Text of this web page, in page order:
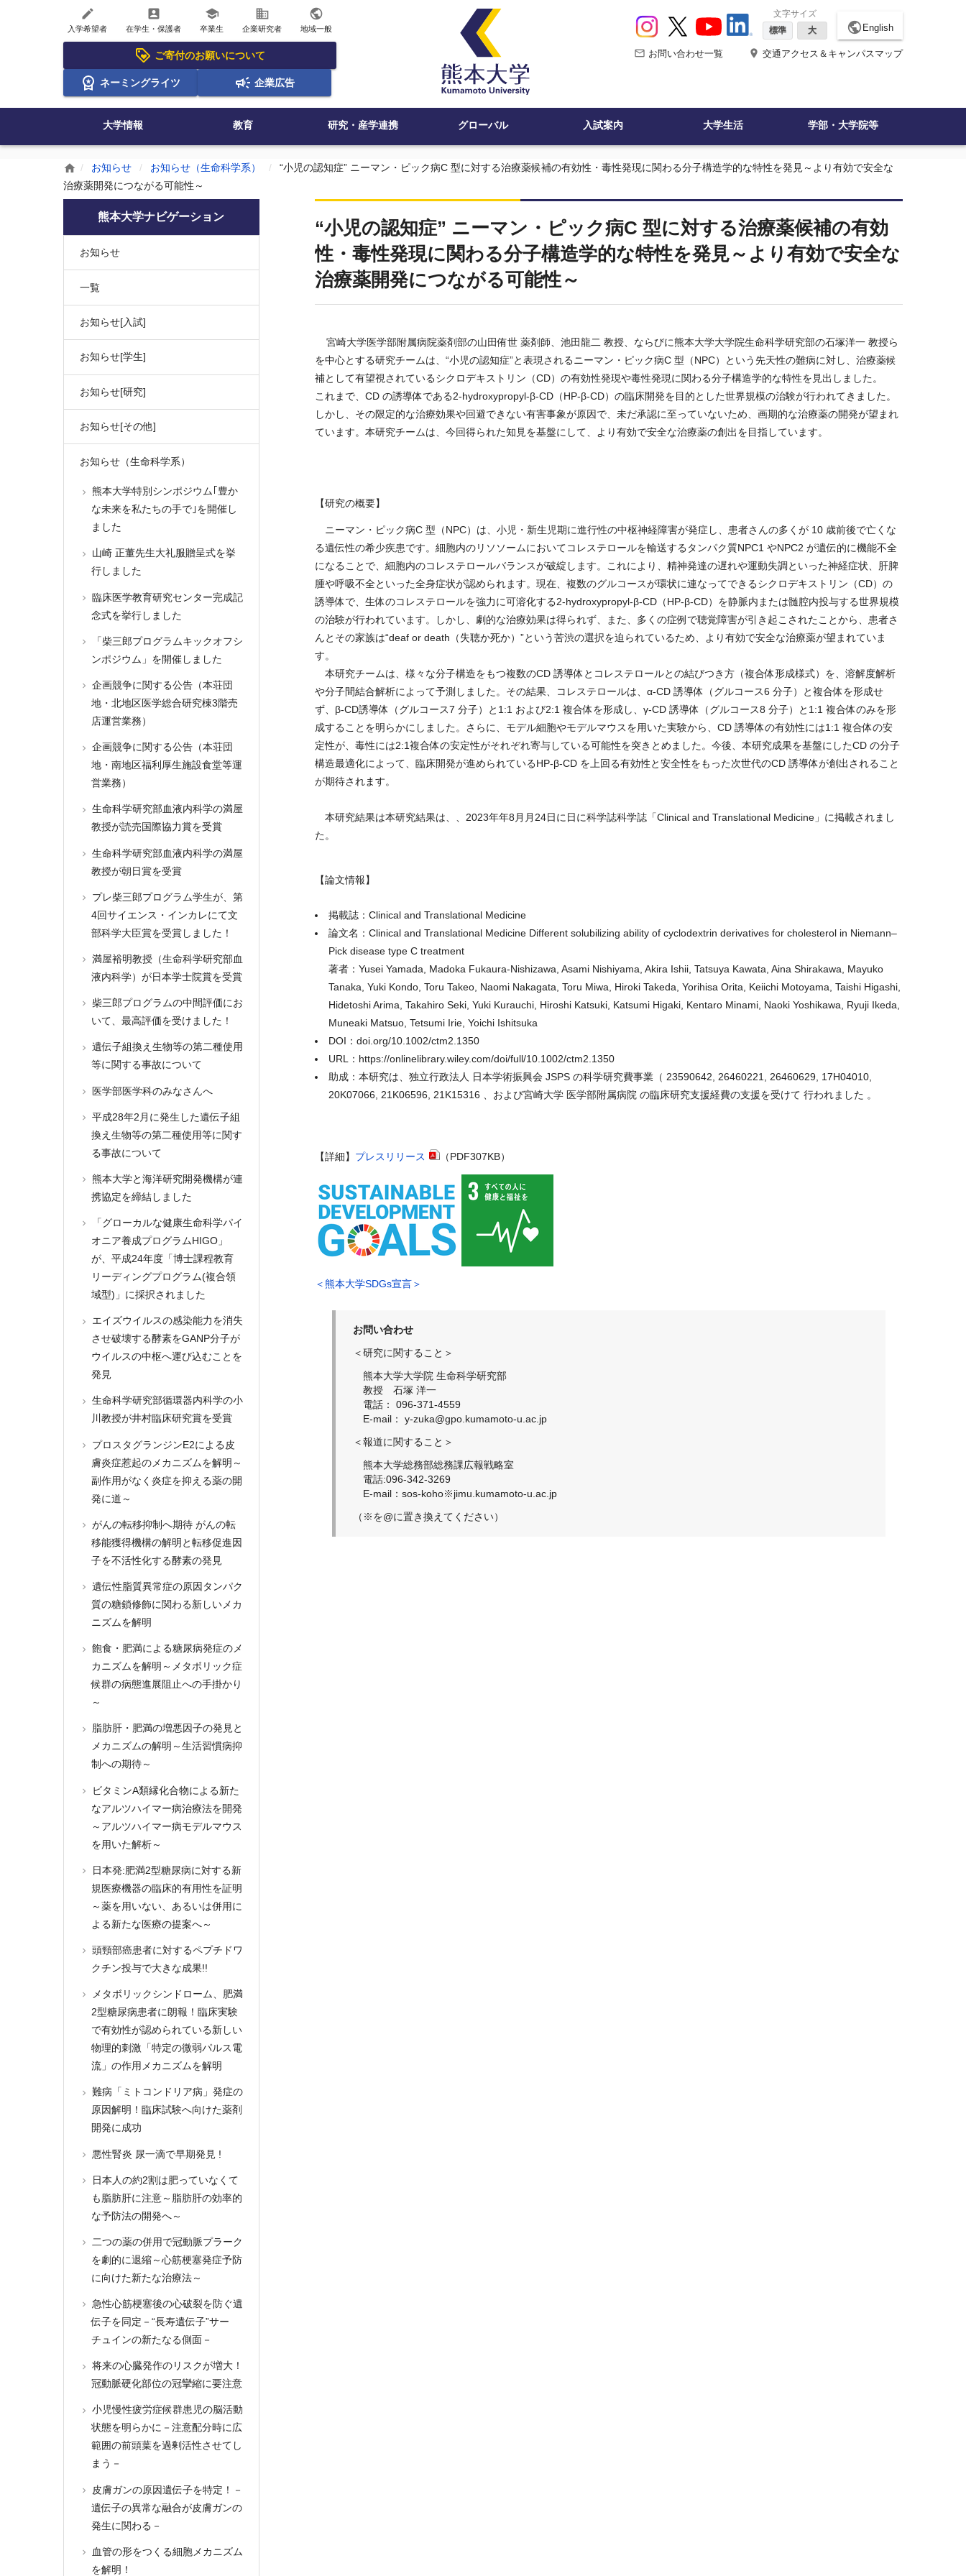
create
入学希望者
account_box
在学生・保護者
school
卒業生
business
企業研究者
public
地域一般
ご寄付のお願いについて
ネーミングライツ 企業広告
文字サイズ
標準
大 public English
mail_outline お問い合わせ一覧 place 交通アクセス＆キャンパスマップ
大学情報 教育 研究・産学連携 グローバル 入試案内 大学生活 学部・大学院等
home お知らせ お知らせ（生命科学系）
“小児の認知症” ニーマン・ピック病C 型に対する治療薬候補の有効性・毒性発現に関わる分子構造学的な特性を発見～より有効で安全な
治療薬開発につながる可能性～
“小児の認知症” ニーマン・ピック病C 型に対する治療薬候補の有効
性・毒性発現に関わる分子構造学的な特性を発見～より有効で安全な
治療薬開発につながる可能性～
宮崎大学医学部附属病院薬剤部の山田侑世 薬剤師、池田龍二 教授、ならびに熊本大学大学院生命科学研究部の石塚洋一 教授ら
を中心とする研究チームは、“小児の認知症”と表現されるニーマン・ピック病C 型（NPC）という先天性の難病に対し、治療薬候
補として有望視されているシクロデキストリン（CD）の有効性発現や毒性発現に関わる分子構造学的な特性を見出しました。
これまで、CD の誘導体である2-hydroxypropyl-β-CD（HP-β-CD）の臨床開発を目的とした世界規模の治験が行われてきました。
しかし、その限定的な治療効果や回避できない有害事象が原因で、未だ承認に至っていないため、画期的な治療薬の開発が望まれ
ています。本研究チームは、今回得られた知見を基盤にして、より有効で安全な治療薬の創出を目指しています。
【研究の概要】
ニーマン・ピック病C 型（NPC）は、小児・新生児期に進行性の中枢神経障害が発症し、患者さんの多くが 10 歳前後で亡くな
る遺伝性の希少疾患です。細胞内のリソソームにおいてコレステロールを輸送するタンパク質NPC1 やNPC2 が遺伝的に機能不全
になることで、細胞内のコレステロールバランスが破綻します。これにより、精神発達の遅れや運動失調といった神経症状、肝脾
腫や呼吸不全といった全身症状が認められます。現在、複数のグルコースが環状に連なってできるシクロデキストリン（CD）の
誘導体で、生体のコレステロールを強力に可溶化する2-hydroxypropyl-β-CD（HP-β-CD）を静脈内または髄腔内投与する世界規模
の治験が行われています。しかし、劇的な治療効果は得られず、また、多くの症例で聴覚障害が引き起こされたことから、患者さ
んとその家族は“deaf or death（失聴か死か）”という苦渋の選択を迫られているため、より有効で安全な治療薬が望まれていま
す。
本研究チームは、様々な分子構造をもつ複数のCD 誘導体とコレステロールとの結びつき方（複合体形成様式）を、溶解度解析
や分子間結合解析によって予測しました。その結果、コレステロールは、α-CD 誘導体（グルコース6 分子）と複合体を形成せ
ず、β-CD誘導体（グルコース7 分子）と1:1 および2:1 複合体を形成し、γ-CD 誘導体（グルコース8 分子）と1:1 複合体のみを形
成することを明らかにしました。さらに、モデル細胞やモデルマウスを用いた実験から、CD 誘導体の有効性には1:1 複合体の安
定性が、毒性には2:1複合体の安定性がそれぞれ寄与している可能性を突きとめました。今後、本研究成果を基盤にしたCD の分子
構造最適化によって、臨床開発が進められているHP-β-CD を上回る有効性と安全性をもった次世代のCD 誘導体が創出されること
が期待されます。
本研究結果は本研究結果は、、2023年年8月月24日に日に科学誌科学誌「Clinical and Translational Medicine」に掲載されまし
た。
【論文情報】
掲載誌：Clinical and Translational Medicine
論文名：Clinical and Translational Medicine Different solubilizing ability of cyclodextrin derivatives for cholesterol in Niemann–
Pick disease type C treatment
著者：Yusei Yamada, Madoka Fukaura-Nishizawa, Asami Nishiyama, Akira Ishii, Tatsuya Kawata, Aina Shirakawa, Mayuko
Tanaka, Yuki Kondo, Toru Takeo, Naomi Nakagata, Toru Miwa, Hiroki Takeda, Yorihisa Orita, Keiichi Motoyama, Taishi Higashi,
Hidetoshi Arima, Takahiro Seki, Yuki Kurauchi, Hiroshi Katsuki, Katsumi Higaki, Kentaro Minami, Naoki Yoshikawa, Ryuji Ikeda,
Muneaki Matsuo, Tetsumi Irie, Yoichi Ishitsuka
DOI：doi.org/10.1002/ctm2.1350
URL：https://onlinelibrary.wiley.com/doi/full/10.1002/ctm2.1350
助成：本研究は、独立行政法人 日本学術振興会 JSPS の科学研究費事業（ 23590642, 26460221, 26460629, 17H04010,
20K07066, 21K06596, 21K15316 、および宮崎大学 医学部附属病院 の臨床研究支援経費の支援を受けて 行われました 。
【詳細】 プレスリリース （PDF307KB）
＜熊本大学SDGs宣言＞
お問い合わせ
＜研究に関すること＞
熊本大学大学院 生命科学研究部
教授 石塚 洋一
電話： 096-371-4559
E-mail： y-zuka@gpo.kumamoto-u.ac.jp
＜報道に関すること＞
熊本大学総務部総務課広報戦略室
電話:096-342-3269
E-mail：sos-koho※jimu.kumamoto-u.ac.jp
（※を@に置き換えてください）
熊本大学ナビゲーション
お知らせ
一覧
お知らせ[入試]
お知らせ[学生]
お知らせ[研究]
お知らせ[その他]
お知らせ（生命科学系）
熊本大学特別シンポジウム｢豊か
な未来を私たちの手で｣を開催し
ました
山崎 正董先生大礼服贈呈式を挙
行しました
臨床医学教育研究センター完成記
念式を挙行しました
「柴三郎プログラムキックオフシ
ンポジウム」を開催しました
企画競争に関する公告（本荘団
地・北地区医学総合研究棟3階売
店運営業務）
企画競争に関する公告（本荘団
地・南地区福利厚生施設食堂等運
営業務）
生命科学研究部血液内科学の満屋
教授が読売国際協力賞を受賞
生命科学研究部血液内科学の満屋
教授が朝日賞を受賞
プレ柴三郎プログラム学生が、第
4回サイエンス・インカレにて文
部科学大臣賞を受賞しました！
満屋裕明教授（生命科学研究部血
液内科学）が日本学士院賞を受賞
柴三郎プログラムの中間評価にお
いて、最高評価を受けました！
遺伝子組換え生物等の第二種使用
等に関する事故について
医学部医学科のみなさんへ
平成28年2月に発生した遺伝子組
換え生物等の第二種使用等に関す
る事故について
熊本大学と海洋研究開発機構が連
携協定を締結しました
「グローカルな健康生命科学パイ
オニア養成プログラムHIGO」
が、平成24年度「博士課程教育
リーディングプログラム(複合領
域型)」に採択されました
エイズウイルスの感染能力を消失
させ破壊する酵素をGANP分子が
ウイルスの中枢へ運び込むことを
発見
生命科学研究部循環器内科学の小
川教授が井村臨床研究賞を受賞
プロスタグランジンE2による皮
膚炎症惹起のメカニズムを解明～
副作用がなく炎症を抑える薬の開
発に道～
がんの転移抑制へ期待 がんの転
移能獲得機構の解明と転移促進因
子を不活性化する酵素の発見
遺伝性脂質異常症の原因タンパク
質の糖鎖修飾に関わる新しいメカ
ニズムを解明
飽食・肥満による糖尿病発症のメ
カニズムを解明～メタボリック症
候群の病態進展阻止への手掛かり
～
脂肪肝・肥満の増悪因子の発見と
メカニズムの解明～生活習慣病抑
制への期待～
ビタミンA類縁化合物による新た
なアルツハイマー病治療法を開発
～アルツハイマー病モデルマウス
を用いた解析～
日本発:肥満2型糖尿病に対する新
規医療機器の臨床的有用性を証明
～薬を用いない、あるいは併用に
よる新たな医療の提案へ～
頭頸部癌患者に対するペプチドワ
クチン投与で大きな成果!!
メタボリックシンドローム、肥満
2型糖尿病患者に朗報！臨床実験
で有効性が認められている新しい
物理的刺激「特定の微弱パルス電
流」の作用メカニズムを解明
難病「ミトコンドリア病」発症の
原因解明！臨床試験へ向けた薬剤
開発に成功
悪性腎炎 尿一滴で早期発見 !
日本人の約2割は肥っていなくて
も脂肪肝に注意～脂肪肝の効率的
な予防法の開発へ～
二つの薬の併用で冠動脈プラーク
を劇的に退縮～心筋梗塞発症予防
に向けた新たな治療法～
急性心筋梗塞後の心破裂を防ぐ遺
伝子を同定－“長寿遺伝子”サー
チュインの新たなる側面－
将来の心臓発作のリスクが増大！
冠動脈硬化部位の冠攣縮に要注意
小児慢性疲労症候群患児の脳活動
状態を明らかに－注意配分時に広
範囲の前頭葉を過剰活性させてし
まう－
皮膚ガンの原因遺伝子を特定！－
遺伝子の異常な融合が皮膚ガンの
発生に関わる－
血管の形をつくる細胞メカニズム
を解明！